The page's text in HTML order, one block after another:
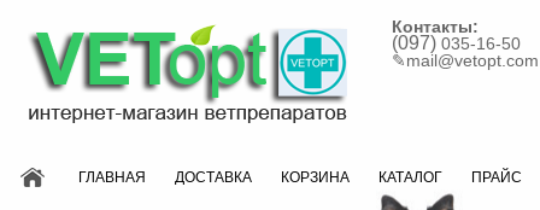
Контакты:
(097) 035-16-50
✎mail@vetopt.com
ГЛАВНАЯ ДОСТАВКА КОРЗИНА КАТАЛОГ ПРАЙС